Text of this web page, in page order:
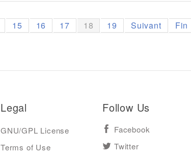
15 16 17 18 19 Suivant Fin
Legal
GNU/GPL License
Terms of Use
Follow Us
Facebook
Twitter